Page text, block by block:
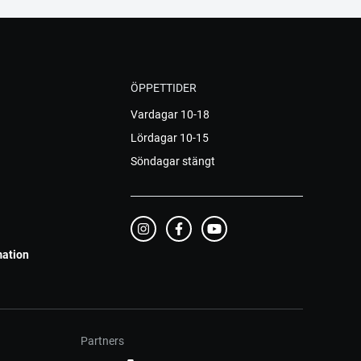
ÖPPETTIDER
Vardagar 10-18
Lördagar 10-15
Söndagar stängt
Partners